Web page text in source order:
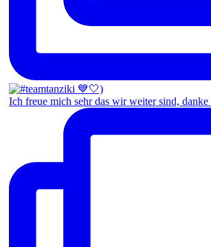
Ich freue mich sehr das wir weiter sind, danke